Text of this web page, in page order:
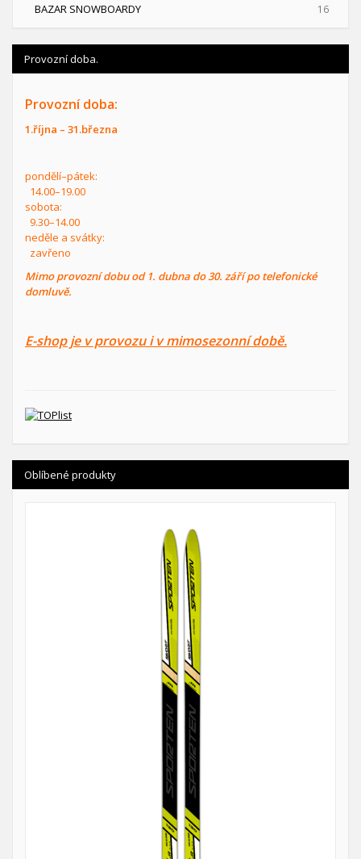
BAZAR SNOWBOARDY 16
Provozní doba.
Provozní doba:
1.října – 31.března
pondělí–pátek:
14.00–19.00
sobota:
9.30–14.00
neděle a svátky:
zavřeno
Mimo provozní dobu od 1. dubna do 30. září po telefonické
domluvě.
E-shop je v provozu i v mimosezonní době.
Oblíbené produkty